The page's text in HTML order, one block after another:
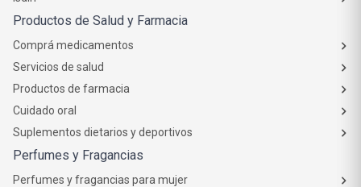
Productos de Salud y Farmacia
Comprá medicamentos
Servicios de salud
Productos de farmacia
Cuidado oral
Suplementos dietarios y deportivos
Perfumes y Fragancias
Perfumes y fragancias para mujer